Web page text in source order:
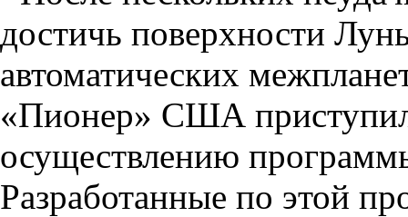
достичь поверхности
автоматических
«Пионер» США
осуществлению
Разработанные по этой